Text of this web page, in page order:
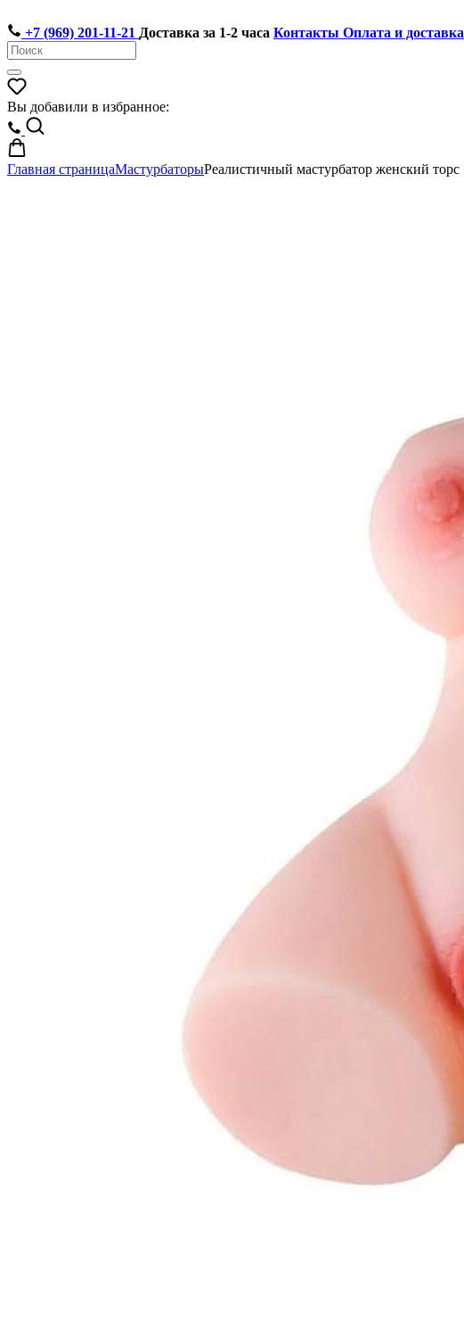
+7 (969) 201-11-21 Доставка за 1-2 часа Контакты Оплата и доставка
Вы добавили в избранное:
Главная страницаМастурбаторыРеалистичный мастурбатор женский торс